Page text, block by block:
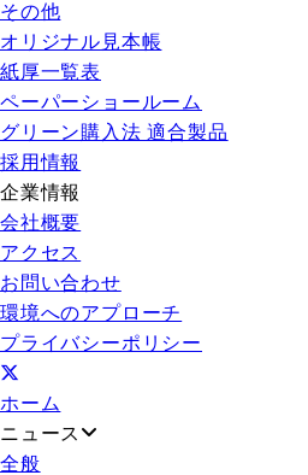
その他
オリジナル見本帳
紙厚一覧表
ペーパーショールーム
グリーン購入法 適合製品
採用情報
企業情報
会社概要
アクセス
お問い合わせ
環境へのアプローチ
プライバシーポリシー
ホーム
ニュース
全般